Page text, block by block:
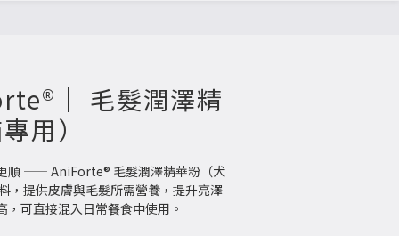
｜ 毛髮潤澤精
用）
順 —— AniForte® 毛髮潤澤精華粉（犬
，提供皮膚與毛髮所需營養，提升亮澤
，可直接混入日常餐食中使用。